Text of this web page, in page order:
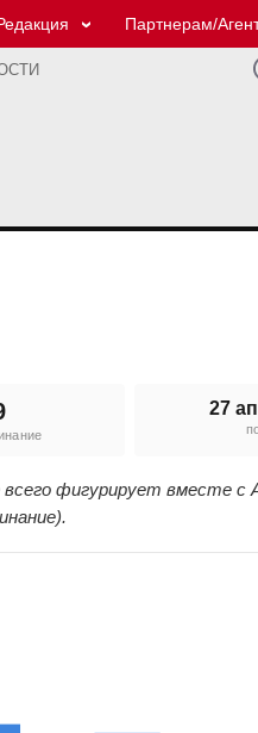
Партнерам/
27
фигурирует вместе с